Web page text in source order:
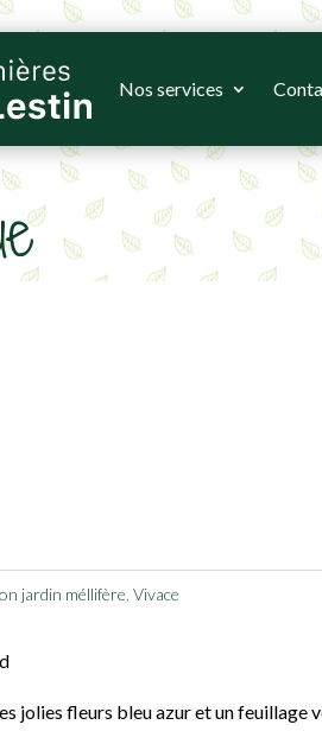
Nos services
jardin méllifère Vivace
jolies fleurs bleu azur et un feuillage